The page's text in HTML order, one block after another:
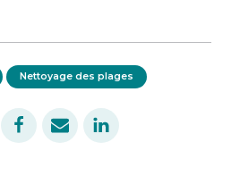
Nettoyage des plages